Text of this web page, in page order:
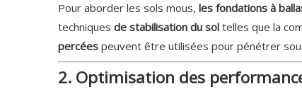
Pour aborder les sols mous, les fondations à
techniques de stabilisation du sol telles que la
percées peuvent être utilisées pour pénétrer
2. Optimisation des